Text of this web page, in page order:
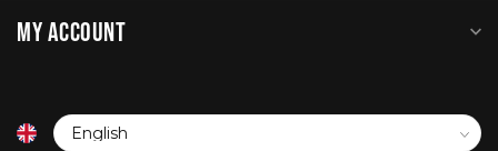
MY ACCOUNT